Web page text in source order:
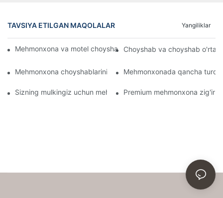
TAVSIYA ETILGAN MAQOLALAR Yangiliklar
Mehmonxona va motel choyshablarini ulgurji Onlaynda sotib
Choyshab va choyshab
Mehmonxona choyshablarini nima shunchalik qulay qiladi
Mehmonxonada qancha
Sizning mulkingiz uchun mehmonxona choyshablarini tanlash
Premium mehmonxona zig'ir